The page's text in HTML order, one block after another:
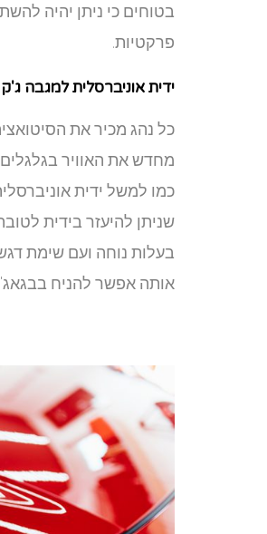
בטוחים כי ניתן יהיה
פרקטיות.
ידית אוניברסלית למגבה ג'ק
כל נהג מכיר את
מחדש את האוויר
כמו למשל ידית
שניתן להיעזר בידית
בעלות נוחה ועם שימת
אותה אפשר להניח